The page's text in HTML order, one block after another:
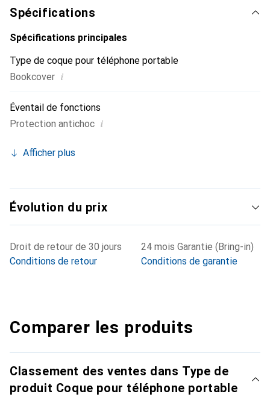
exigeante.
Spécifications
Spécifications principales
Type de coque pour téléphone portable
Bookcover i
Éventail de fonctions
Protection antichoc i
Afficher plus
Évolution du prix
Droit de retour de 30 jours
Conditions de retour
24 mois Garantie (Bring-in)
Conditions de garantie
Comparer les produits
Classement des ventes dans Type de
produit Coque pour téléphone portable